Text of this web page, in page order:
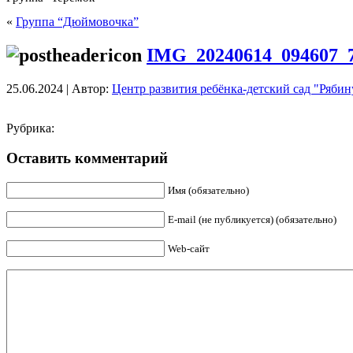
« Группа “Дюймовочка”
25.06.2024 | Автор: Центр развития ребёнка-детский сад
Рубрика:
Оставить комментарий
Имя (обязательно)
E-mail (не публикуется) (обязательно)
Web-сайт